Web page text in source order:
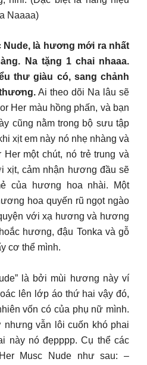
Naaaa)
là hương mới ra nhất
Na tặng 1 chai nhaaa.
thư giàu có, sang chảnh
Ai theo dõi Na lâu sẽ
Her màu hồng phấn, và bạn
cũng nằm trong bộ sưu tập
xịt em này nó nhẹ nhàng và
một chút, nó trẻ trung và
xịt, cảm nhận hương đầu sẽ
của hương hoa nhài. Một
hoa quyến rũ ngọt ngào
với xạ hương và hương
hương, đậu Tonka và gỗ
cơ thể mình.
là bởi mùi hương này ví
lên lớp áo thứ hai vậy đó,
vốn có của phụ nữ mình.
nhưng vẫn lôi cuốn khó phai
này nó đẹpppp. Cụ thể các
Musc Nude như sau: –